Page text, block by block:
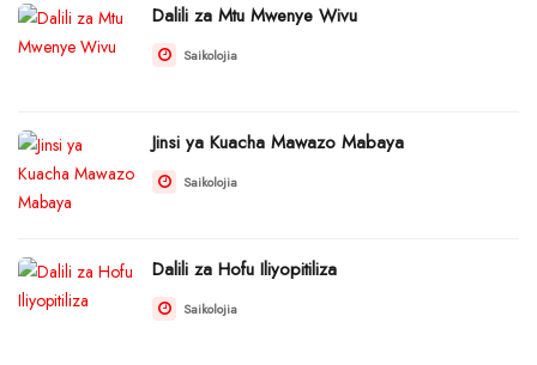
Dalili za Mtu Mwenye Wivu
Saikolojia
Jinsi ya Kuacha Mawazo Mabaya
Saikolojia
Dalili za Hofu Iliyopitiliza
Saikolojia